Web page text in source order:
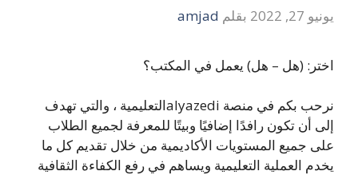
يونيو 27, 2022 بقلم amjad
اختر: (هل – هل) يعمل في المكتب؟
نرحب بكم في منصة alyazediالتعليمية ، والتي تهدف
إلى أن تكون رافدًا إضافيًا وبيتًا للمعرفة لجميع الطلاب
على جميع المستويات الأكاديمية من خلال تقديم كل ما
يخدم العملية التعليمية ويساهم في رفع الكفاءة الثقافية